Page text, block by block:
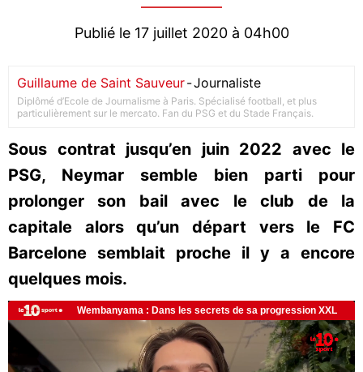
Publié le 17 juillet 2020 à 04h00
Guillaume de Saint Sauveur-Journaliste
Diplômé d’Ecole de Journalisme à Paris. Spécialisé football, et plus
particulièrement sur le mercato. Fan du PSG et du Stade Français.
Sous contrat jusqu’en juin 2022 avec le
PSG, Neymar semble bien parti pour
prolonger son bail avec le club de la
capitale alors qu’un départ vers le FC
Barcelone semblait proche il y a encore
quelques mois.